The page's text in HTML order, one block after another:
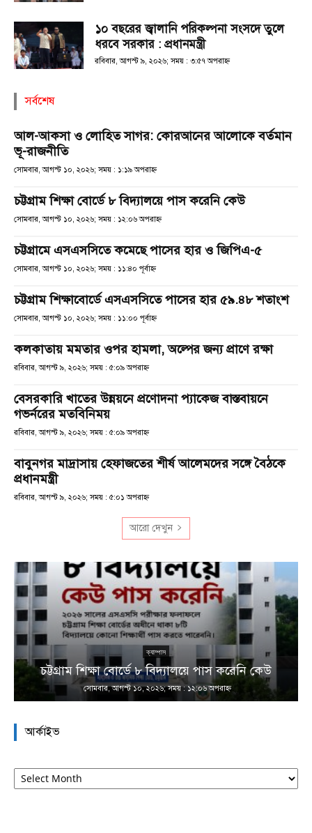
১০ বছরের জ্বালানি পরিকল্পনা সংসদে তুলে
ধরবে সরকার : প্রধানমন্ত্রী
রবিবার, আগস্ট ৯, ২০২৬; সময় : ৩:৫৭ অপরাহ্ণ
সর্বশেষ
আল-আকসা ও লোহিত সাগর: কোরআনের আলোকে বর্তমান
ভূ-রাজনীতি
সোমবার, আগস্ট ১০, ২০২৬; সময় : ১:১৯ অপরাহ্ণ
চট্টগ্রাম শিক্ষা বোর্ডে ৮ বিদ্যালয়ে পাস করেনি কেউ
সোমবার, আগস্ট ১০, ২০২৬; সময় : ১২:০৬ অপরাহ্ণ
চট্টগ্রামে এসএসসিতে কমেছে পাসের হার ও জিপিএ-৫
সোমবার, আগস্ট ১০, ২০২৬; সময় : ১১:৪০ পূর্বাহ্ণ
চট্টগ্রাম শিক্ষাবোর্ডে এসএসসিতে পাসের হার ৫৯.৪৮ শতাংশ
সোমবার, আগস্ট ১০, ২০২৬; সময় : ১১:০০ পূর্বাহ্ণ
কলকাতায় মমতার ওপর হামলা, অল্পের জন্য প্রাণে রক্ষা
রবিবার, আগস্ট ৯, ২০২৬; সময় : ৫:০৯ অপরাহ্ণ
বেসরকারি খাতের উন্নয়নে প্রণোদনা প্যাকেজ বাস্তবায়নে
গভর্নরের মতবিনিময়
রবিবার, আগস্ট ৯, ২০২৬; সময় : ৫:০৯ অপরাহ্ণ
বাবুনগর মাদ্রাসায় হেফাজতের শীর্ষ আলেমদের সঙ্গে বৈঠকে
প্রধানমন্ত্রী
রবিবার, আগস্ট ৯, ২০২৬; সময় : ৫:০১ অপরাহ্ণ
আরো দেখুন
ক্যাম্পাস
চট্টগ্রাম শিক্ষা বোর্ডে ৮ বিদ্যালয়ে পাস করেনি কেউ
সোমবার, আগস্ট ১০, ২০২৬; সময় : ১২:০৬ অপরাহ্ণ
আর্কাইভ
আর্কাইভ